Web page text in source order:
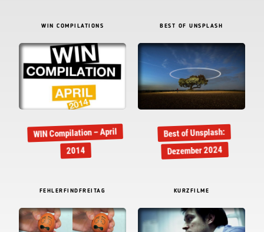
WIN COMPILATIONS
WIN Compilation – April
2014
BEST OF UNSPLASH
Best of Unsplash:
Dezember 2024
FEHLERFINDFREITAG KURZFILME